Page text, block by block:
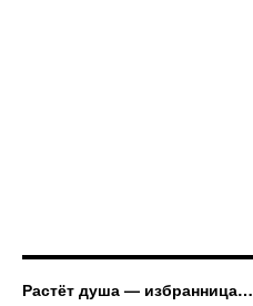
Растёт душа — избранница…